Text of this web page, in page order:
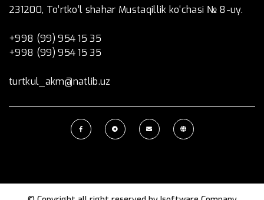
231200, To’rtko’l shahar Mustaqillik ko‘chasi № 8-uy.
+998 (99) 954 15 35
+998 (99) 954 15 35
turtkul_akm@natlib.uz